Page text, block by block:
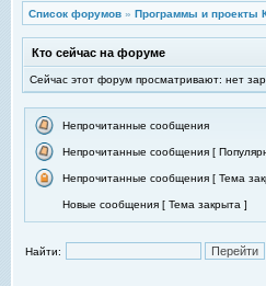
Список форумов » Программы и проекты
Кто сейчас на форуме
Сейчас этот форум просматривают: нет
Непрочитанные сообщения
Непрочитанные сообщения [
Непрочитанные сообщения [ Тема
Новые сообщения [ Тема закрыта ]
Найти: